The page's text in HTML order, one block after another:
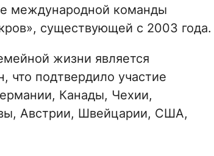
международной команды
существующей с 2003 года.
жизни является
что подтвердило участие
Канады, Чехии,
Австрии, Швейцарии, США,